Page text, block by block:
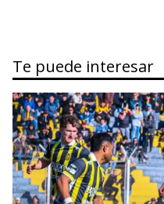
Te puede interesar